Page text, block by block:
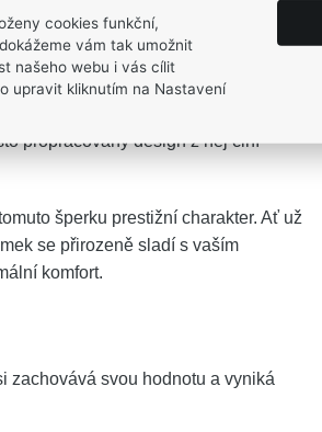
propracovaný design z něj činí
šperku prestižní charakter. Ať už
se přirozeně sladí s vaším
komfort.
zachovává svou hodnotu a vyniká
cookies funkční,
vám tak umožnit
našeho webu i vás cílit
upravit kliknutím na Nastavení